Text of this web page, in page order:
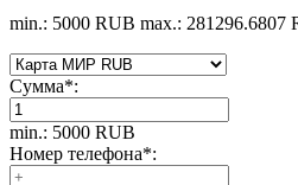
min.: 5000 RUB max.: 281296.6807
Сумма*:
min.: 5000 RUB
Номер телефона*: